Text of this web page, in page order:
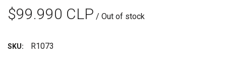
$99.990 CLP / Out of stock
SKU: R1073